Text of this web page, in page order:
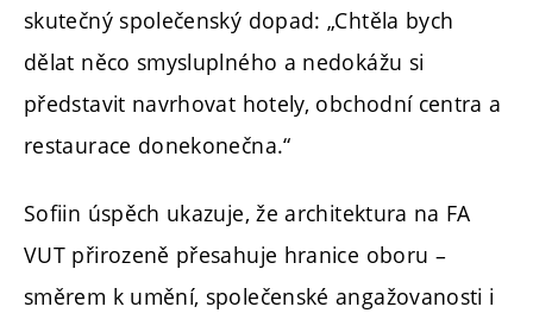
skutečný společenský dopad: „Chtěla bych
dělat něco smysluplného a nedokážu si
představit navrhovat hotely, obchodní centra a
restaurace donekonečna.“
Sofiin úspěch ukazuje, že architektura na FA
VUT přirozeně přesahuje hranice oboru –
směrem k umění, společenské angažovanosti i